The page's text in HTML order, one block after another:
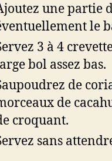
une partie
le
3 à 4
bol assez bas.
de
de
croquant.
sans